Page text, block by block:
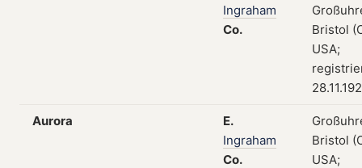
Ingraham
Co.
Bristol
USA;
Aurora
E.
Ingraham
Co.
Bristol
USA;